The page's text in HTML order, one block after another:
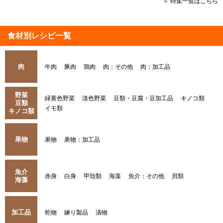
食材別レシピ一覧
肉 牛肉 豚肉 鶏肉 肉：その他 肉：加工品
野菜
豆類
キノコ類
緑黄色野菜 淡色野菜 豆類・豆腐・豆加工品
キノコ類
イモ類
果物 果物 果物：加工品
魚介
海藻
赤身 白身 甲殻類 海藻 魚介：その他 貝類
加工品 乾物 練り製品 漬物